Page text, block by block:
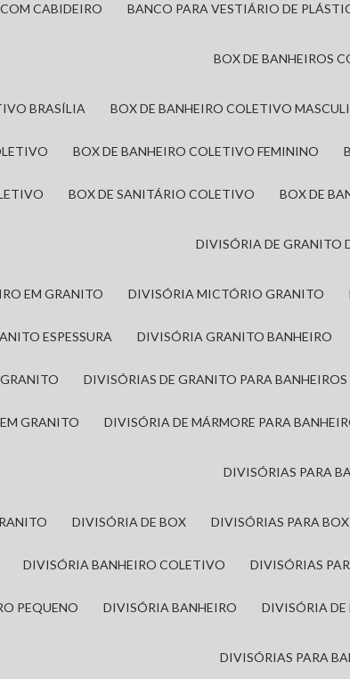
CABIDEIRO BANCO PARA VESTIÁRIO DE
BOX DE BANHEIROS
BRASÍLIA BOX DE BANHEIRO COLETIVO
BOX DE BANHEIRO COLETIVO FEMININO
BOX DE SANITÁRIO COLETIVO BOX DE
DIVISÓRIA DE GRANITO
EM GRANITO DIVISÓRIA MICTÓRIO GRANITO
ESPESSURA DIVISÓRIA GRANITO BANHEIRO
GRANITO DIVISÓRIAS DE GRANITO PARA BANHEIROS
GRANITO DIVISÓRIA DE MÁRMORE PARA
DIVISÓRIAS PARA
DIVISÓRIA DE BOX DIVISÓRIAS PARA
DIVISÓRIA BANHEIRO COLETIVO DIVISÓRIAS
PEQUENO DIVISÓRIA BANHEIRO DIVISÓRIA
DIVISÓRIAS PARA